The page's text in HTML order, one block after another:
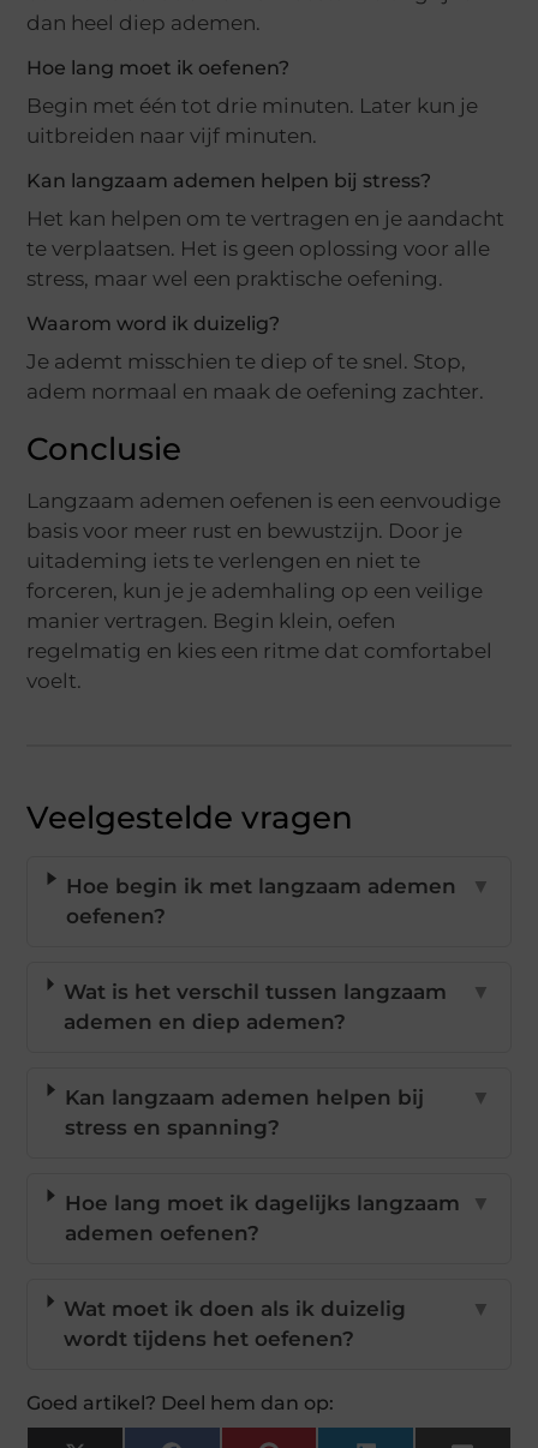
dan heel diep ademen.
Hoe lang moet ik oefenen?
Begin met één tot drie minuten. Later kun je
uitbreiden naar vijf minuten.
Kan langzaam ademen helpen bij stress?
Het kan helpen om te vertragen en je aandacht
te verplaatsen. Het is geen oplossing voor alle
stress, maar wel een praktische oefening.
Waarom word ik duizelig?
Je ademt misschien te diep of te snel. Stop,
adem normaal en maak de oefening zachter.
Conclusie
Langzaam ademen oefenen is een eenvoudige
basis voor meer rust en bewustzijn. Door je
uitademing iets te verlengen en niet te
forceren, kun je je ademhaling op een veilige
manier vertragen. Begin klein, oefen
regelmatig en kies een ritme dat comfortabel
voelt.
Veelgestelde vragen
Hoe begin ik met langzaam ademen
oefenen?
▼
Wat is het verschil tussen langzaam
ademen en diep ademen?
▼
Kan langzaam ademen helpen bij
stress en spanning?
▼
Hoe lang moet ik dagelijks langzaam
ademen oefenen?
▼
Wat moet ik doen als ik duizelig
wordt tijdens het oefenen?
▼
Goed artikel? Deel hem dan op: